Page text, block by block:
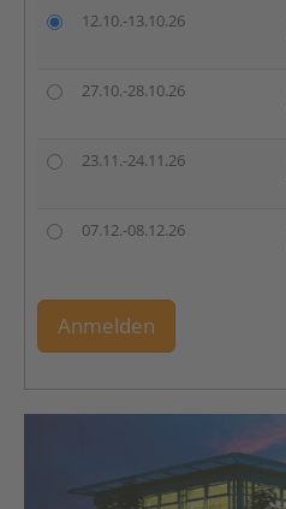
12.10.-13.10.26
27.10.-28.10.26
23.11.-24.11.26
07.12.-08.12.26
Anmelden